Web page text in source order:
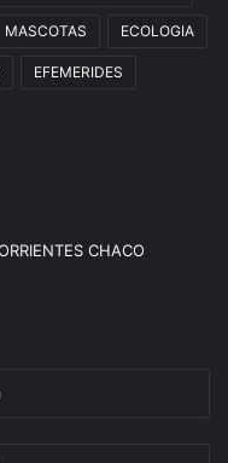
MASCOTAS ECOLOGIA
EFEMERIDES
CHACO